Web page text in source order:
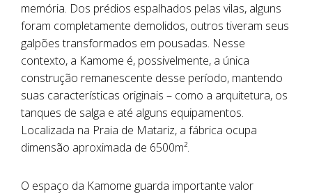
memória. Dos prédios espalhados pelas vilas, alguns
foram completamente demolidos, outros tiveram seus
galpões transformados em pousadas. Nesse
contexto, a Kamome é, possivelmente, a única
construção remanescente desse período, mantendo
suas características originais – como a arquitetura, os
tanques de salga e até alguns equipamentos.
Localizada na Praia de Matariz, a fábrica ocupa
dimensão aproximada de 6500m².
O espaço da Kamome guarda importante valor